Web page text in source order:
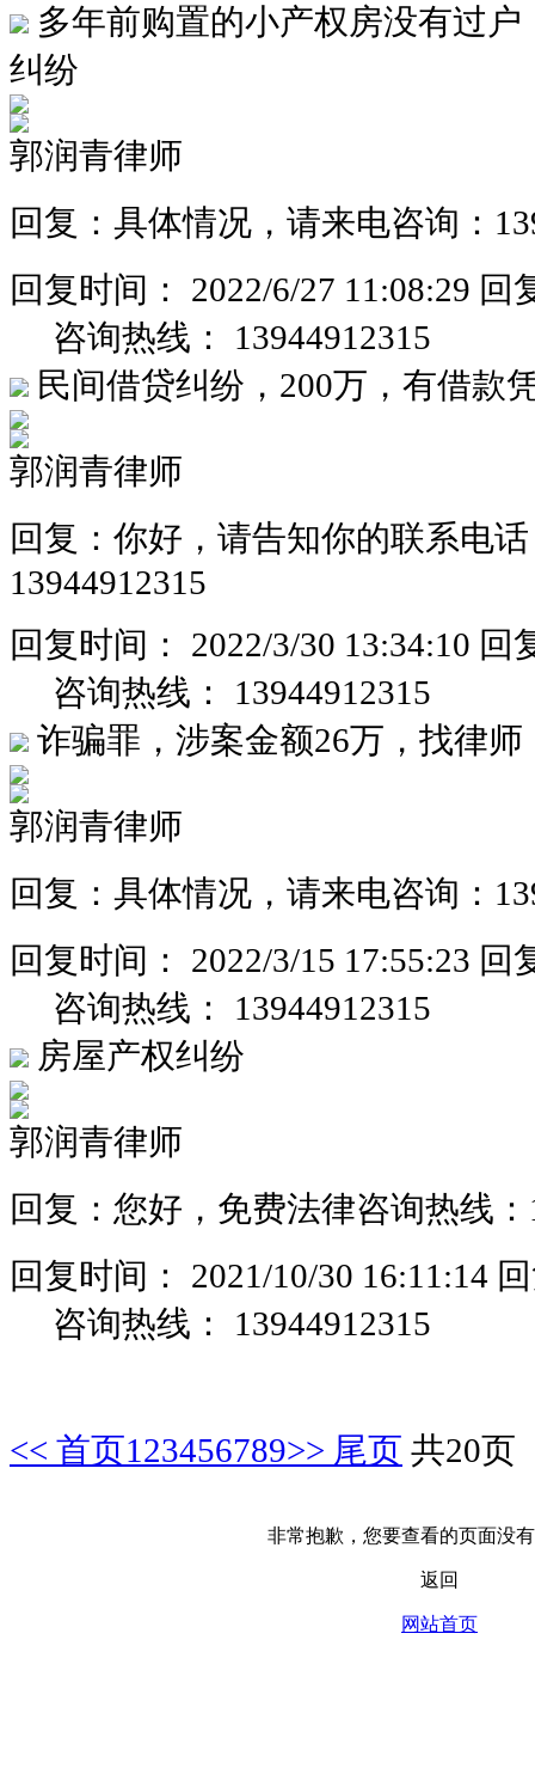
多年前购置的小产权房没有过
纠纷
郭润青律师
回复：具体情况，请来电咨询：
回复时间： 2022/6/27 11:08:29 回
咨询热线： 13944912315
民间借贷纠纷，200万，有借款
郭润青律师
回复：你好，请告知你的联系电
13944912315
回复时间： 2022/3/30 13:34:10 回
咨询热线： 13944912315
诈骗罪，涉案金额26万，找律师
郭润青律师
回复：具体情况，请来电咨询：
回复时间： 2022/3/15 17:55:23 回
咨询热线： 13944912315
房屋产权纠纷
郭润青律师
回复：您好，免费法律咨询热线：
回复时间： 2021/10/30 16:11:14
咨询热线： 13944912315
<< 首页1 23456789>> 尾页 共20页